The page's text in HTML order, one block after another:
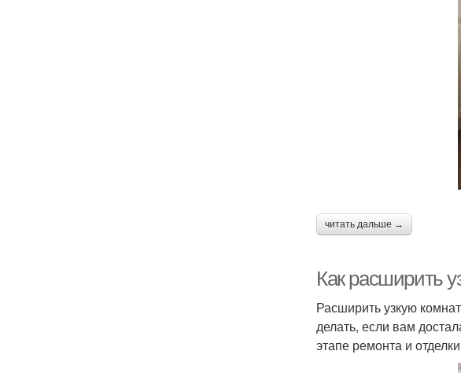
читать дальше →
Как расширить
Расширить узкую
делать, если вам
этапе ремонта и